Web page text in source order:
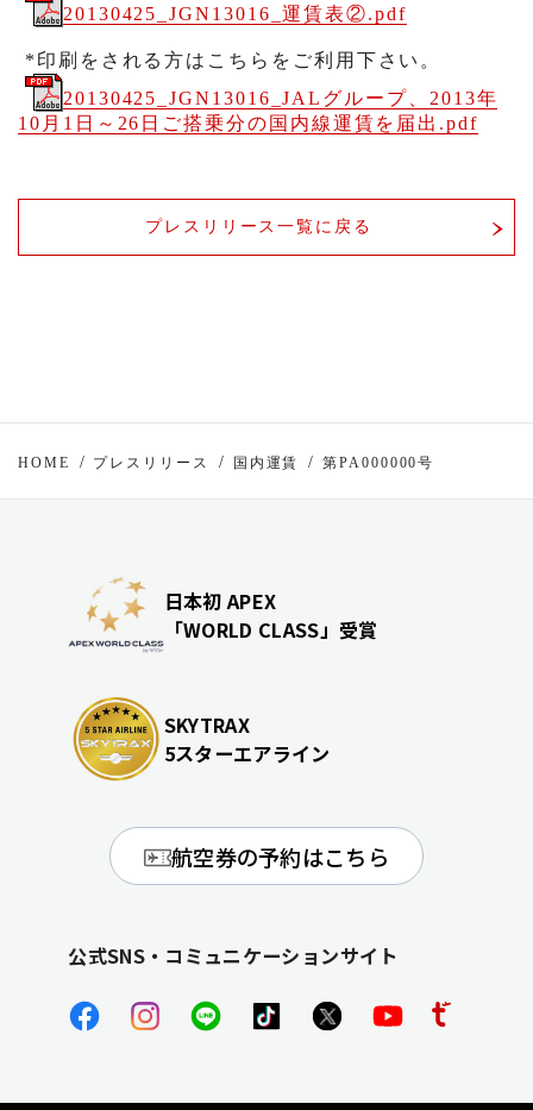
20130425_JGN13016_運賃表②.pdf
*印刷をされる方はこちらをご利用下さい。
20130425_JGN13016_JALグループ、2013年
10月1日～26日ご搭乗分の国内線運賃を届出.pdf
プレスリリース一覧に戻る
HOME プレスリリース 国内運賃 第PA000000号
日本初 APEX
「WORLD CLASS」受賞
SKYTRAX
5スターエアライン
航空券の予約はこちら
公式SNS・コミュニケーションサイト